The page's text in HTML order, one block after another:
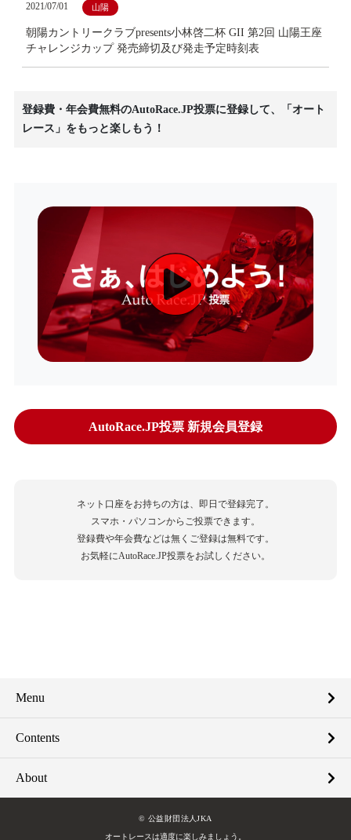
2021/07/01 山陽
朝陽カントリークラブpresents小林啓二杯 GII 第2回 山陽王座
チャレンジカップ 発売締切及び発走予定時刻表
登録費・年会費無料のAutoRace.JP投票に登録して、「オート
レース」をもっと楽しもう！
AutoRace.JP投票 新規会員登録
ネット口座をお持ちの方は、即日で登録完了。
スマホ・パソコンからご投票できます。
登録費や年会費などは無くご登録は無料です。
お気軽にAutoRace.JP投票をお試しください。
Menu
Contents
About
© 公益財団法人JKA
オートレースは適度に楽しみましょう。